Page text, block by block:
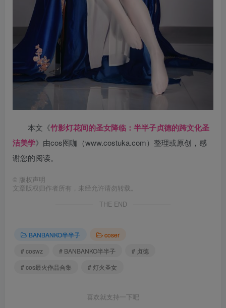
本文《竹影灯花间的圣女降临：半半子贞德的跨文化圣
洁美学》由cos图咖（www.costuka.com）整理或原创，感
谢您的阅读。
© 版权声明
文章版权归作者所有，未经允许请勿转载。
THE END
BANBANKO半半子
coser
# coswz
# BANBANKO半半子
# 贞德
# cos最火作品合集
# 灯火圣女
喜欢就支持一下吧